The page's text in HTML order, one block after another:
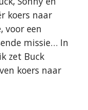
koers naar
voor een
missie… In
zet Buck
koers naar